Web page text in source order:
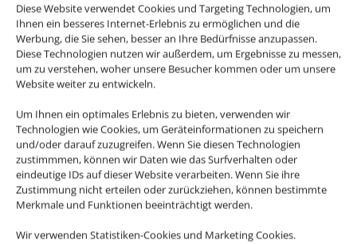
Diese Website verwendet Cookies und Targeting Technologien, um
Ihnen ein besseres Internet-Erlebnis zu ermöglichen und die
Werbung, die Sie sehen, besser an Ihre Bedürfnisse anzupassen.
Diese Technologien nutzen wir außerdem, um Ergebnisse zu messen,
um zu verstehen, woher unsere Besucher kommen oder um unsere
Website weiter zu entwickeln.
Um Ihnen ein optimales Erlebnis zu bieten, verwenden wir
Technologien wie Cookies, um Geräteinformationen zu speichern
und/oder darauf zuzugreifen. Wenn Sie diesen Technologien
zustimmmen, können wir Daten wie das Surfverhalten oder
eindeutige IDs auf dieser Website verarbeiten. Wenn Sie ihre
Zustimmung nicht erteilen oder zurückziehen, können bestimmte
Merkmale und Funktionen beeinträchtigt werden.
Wir verwenden Statistiken-Cookies und Marketing Cookies.
Die Abwicklung der Buchung
übernimmt Schmetterling
International GmbH & Co.KG
im Auftrag des